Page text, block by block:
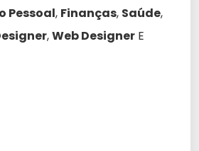
Pessoal, Finanças, Saúde,
,Web Designer E